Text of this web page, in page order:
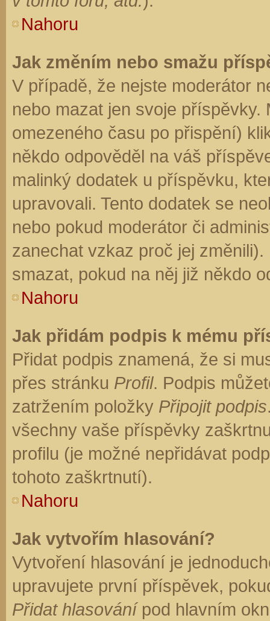
Nahoru
Jak změním nebo smažu
V případě, že nejste moderátor
nebo mazat jen svoje
omezeného času po přispění)
někdo odpověděl na váš
malinký dodatek u příspěvku,
upravovali. Tento dodatek se
nebo pokud moderátor či
zanechat vzkaz proč jej
smazat, pokud na něj již někdo
Nahoru
Jak přidám podpis k mému
Přidat podpis znamená, že si
přes stránku Profil. Podpis
zatržením položky Připojit podpis
všechny vaše příspěvky
profilu (je možné nepřidávat
tohoto zaškrtnutí).
Nahoru
Jak vytvořím hlasování?
Vytvoření hlasování je
upravujete první příspěvek,
Přidat hlasovánípod hlavním